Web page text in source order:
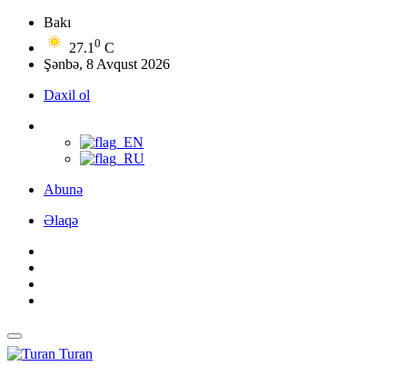
Bakı
27.1 0 C
Şənbə, 8 Avqust 2026
Daxil ol
Abunə
Əlaqə
Turan